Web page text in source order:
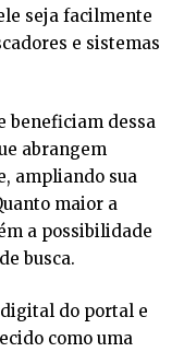
seja facilmente
e sistemas
beneficiam dessa
abrangem
ampliando sua
maior a
a possibilidade
busca.
do portal e
como uma